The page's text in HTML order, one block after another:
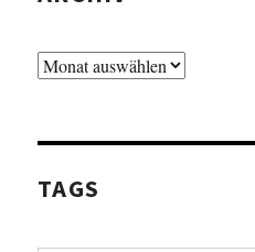
Archiv
TAGS